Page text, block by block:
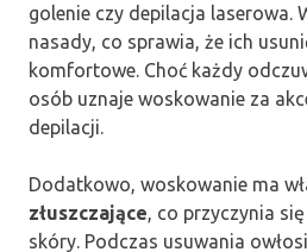
golenie czy depilacja laserowa.
nasady, co sprawia, że ich
komfortowe. Choć każdy
osób uznaje woskowanie za
depilacji.
Dodatkowo, woskowanie ma
złuszczające, co przyczynia
skóry. Podczas usuwania